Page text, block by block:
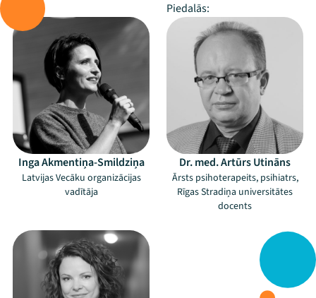
Piedalās:
Inga Akmentiņa-Smildziņa
Latvijas Vecāku organizācijas
vadītāja
Dr. med. Artūrs Utināns
Ārsts psihoterapeits, psihiatrs,
Rīgas Stradiņa universitātes
docents